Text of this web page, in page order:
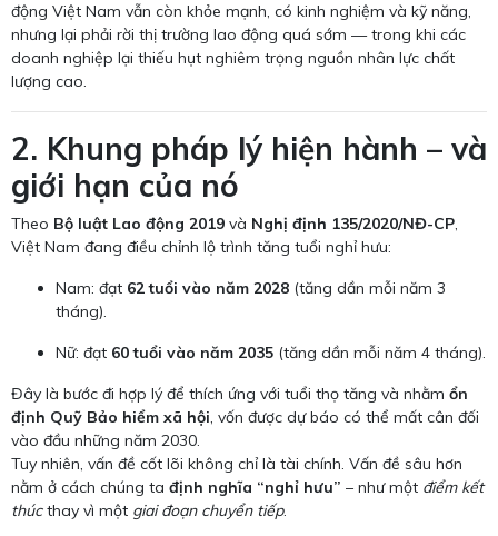
động Việt Nam vẫn còn khỏe mạnh, có kinh nghiệm và kỹ năng,
nhưng lại phải rời thị trường lao động quá sớm — trong khi các
doanh nghiệp lại thiếu hụt nghiêm trọng nguồn nhân lực chất
lượng cao.
2. Khung pháp lý hiện hành – và
giới hạn của nó
Theo Bộ luật Lao động 2019 và Nghị định 135/2020/NĐ-CP,
Việt Nam đang điều chỉnh lộ trình tăng tuổi nghỉ hưu:
Nam: đạt 62 tuổi vào năm 2028 (tăng dần mỗi năm 3
tháng).
Nữ: đạt 60 tuổi vào năm 2035 (tăng dần mỗi năm 4 tháng).
Đây là bước đi hợp lý để thích ứng với tuổi thọ tăng và nhằm ổn
định Quỹ Bảo hiểm xã hội, vốn được dự báo có thể mất cân đối
vào đầu những năm 2030.
Tuy nhiên, vấn đề cốt lõi không chỉ là tài chính. Vấn đề sâu hơn
nằm ở cách chúng ta định nghĩa “nghỉ hưu” – như một điểm kết
thúcthay vì một giai đoạn chuyển tiếp.